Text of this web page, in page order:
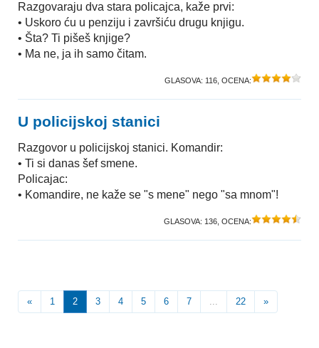
Razgovaraju dva stara policajca, kaže prvi:
• Uskoro ću u penziju i završiću drugu knjigu.
• Šta? Ti pišeš knjige?
• Ma ne, ja ih samo čitam.
GLASOVA: 116 , OCENA:
U policijskoj stanici
Razgovor u policijskoj stanici. Komandir:
• Ti si danas šef smene.
Policajac:
• Komandire, ne kaže se "s mene" nego "sa mnom"!
GLASOVA: 136 , OCENA:
« 1 2 3 4 5 6 7 ... 22 »